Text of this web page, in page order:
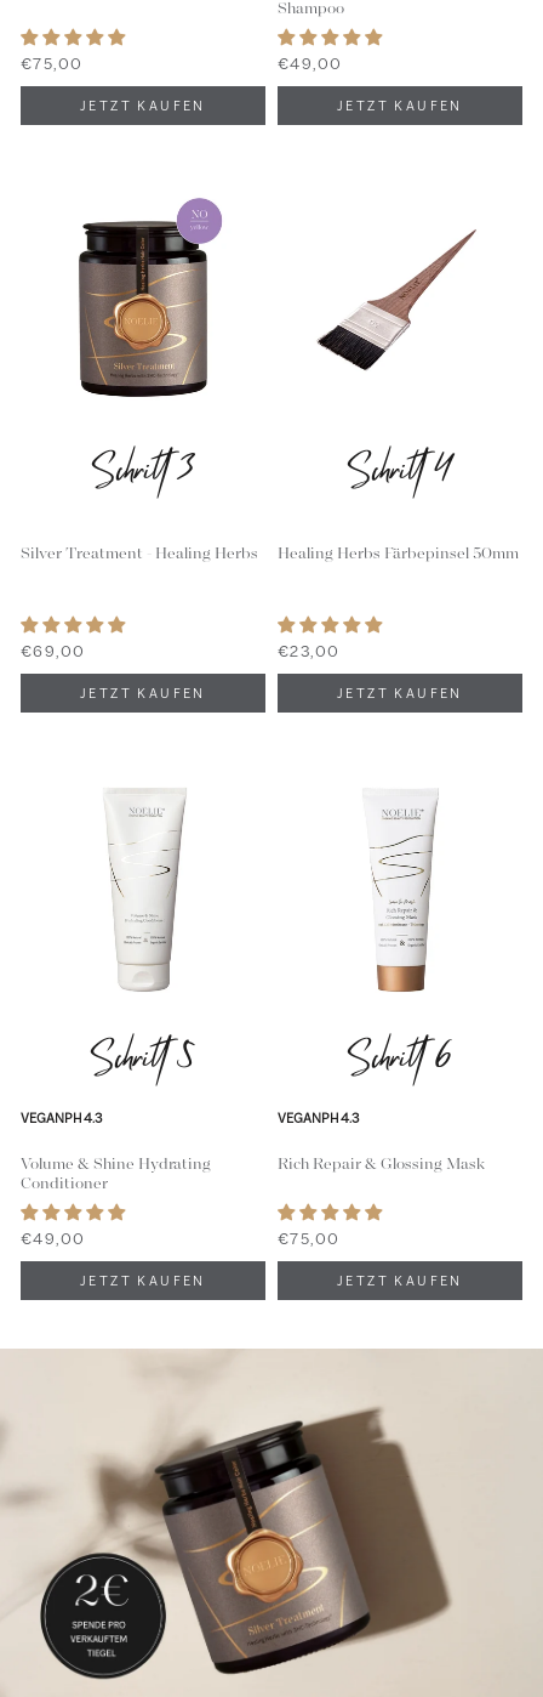
€75,00
Shampoo
€49,00
Schritt 3
Silver Treatment - Healing Herbs
€69,00
Schritt 4
Healing Herbs Färbepinsel 50mm
€23,00
Schritt 5
VEGANPH 4.3
Volume & Shine Hydrating
Conditioner
€49,00
Schritt 6
VEGANPH 4.3
Rich Repair & Glossing Mask
€75,00